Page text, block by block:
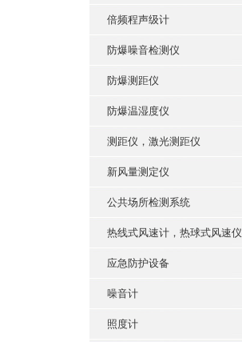
倍频程声级计
防爆噪音检测仪
防爆测距仪
防爆温湿度仪
测距仪，激光测距仪
新风量测定仪
公共场所检测系统
热线式风速计，热球式风速仪
应急防护设备
噪音计
照度计